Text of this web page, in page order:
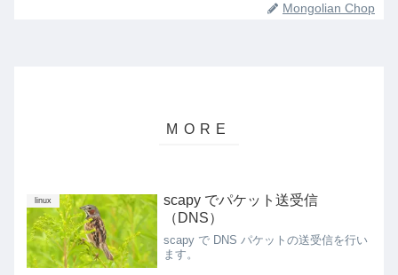
Mongolian Chop
linux
scapy でパケット送受信
（DNS）
scapy で DNS パケットの送受信を行い
ます。